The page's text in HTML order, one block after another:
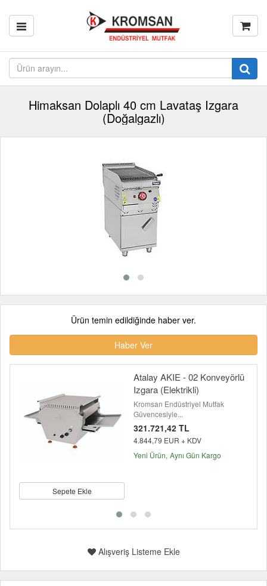
Himaksan Dolaplı 40 cm Lavataş Izgara
(Doğalgazlı)
Ürün temin edildiğinde haber ver.
Haber Ver
Sepete Ekle
Atalay AKIE - 02 Konveyörlü
Izgara (Elektrikli)
Kromsan Endüstriyel Mutfak
Güvencesiyle...
321.721,42 TL
4.844,79 EUR + KDV
Yeni Ürün Aynı Gün Kargo
Alışveriş Listeme Ekle